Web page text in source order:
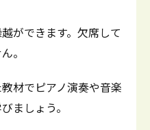
ができます。欠席して
。
材でピアノ演奏や音楽
ましょう。